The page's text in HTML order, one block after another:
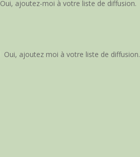
Oui, ajoutez-moi à votre liste de diffusion.
Oui, ajoutez moi à votre liste de diffusion.